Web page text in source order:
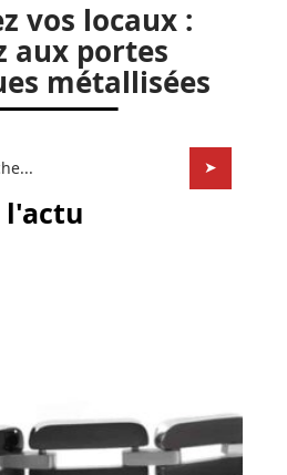
vos locaux :
aux portes
métallisées
l'actu